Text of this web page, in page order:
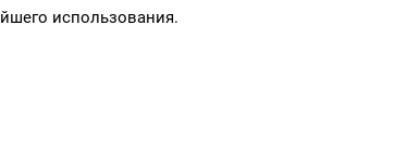
использования.